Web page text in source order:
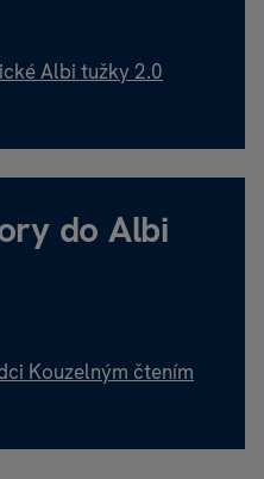
Albi tužky 2.0
do Albi
Kouzelným čtením